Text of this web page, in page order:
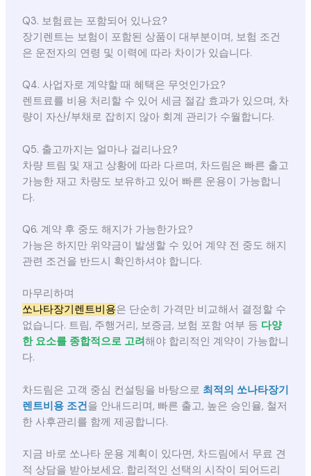
Q3. 보험료는 포함되어 있나요?
장기렌트는 보험이 포함된 상품이 대부분이며, 보험 조건
은 운전자의 연령 및 이력에 따라 차이가 있습니다.
Q4. 사업자로 계약할 때 혜택은 무엇인가요?
렌트료를 비용 처리할 수 있어 세금 절감 효과가 있으며, 차
량이 자산/부채로 잡히지 않아 회계 관리가 수월합니다.
Q5. 출고까지는 얼마나 걸리나요?
차량 트림 및 재고 상황에 따라 다르며, 차드림은 빠른 출고
가능한 재고 차량도 보유하고 있어 빠른 운용이 가능합니
다.
Q6. 계약 후 중도 해지가 가능한가요?
가능은 하지만 위약금이 발생할 수 있어 계약 전 중도 해지
관련 조건을 반드시 확인하셔야 합니다.
마무리하며
쏘나타장기렌트비용은 단순히 가격만 비교해서 결정할 수
없습니다. 트림, 주행거리, 보증금, 보험 포함 여부 등 다양
한 요소를 종합적으로 고려해야 합리적인 계약이 가능합니
다.
차드림은 고객 중심 컨설팅을 바탕으로 최적의 쏘나타장기
렌트비용 조건을 안내드리며, 빠른 출고, 높은 승인율, 철저
한 사후관리를 함께 제공합니다.
지금 바로 쏘나타 운용 계획이 있다면, 차드림에서 무료 견
적 상담을 받아보세요. 합리적인 선택의 시작이 되어드리